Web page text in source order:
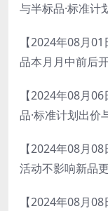
与半标品·标准计
【2024年08月
品本月月中前后
【2024年08月
品·标准计划出价
【2024年08月
活动不影响新品
【2024年08月